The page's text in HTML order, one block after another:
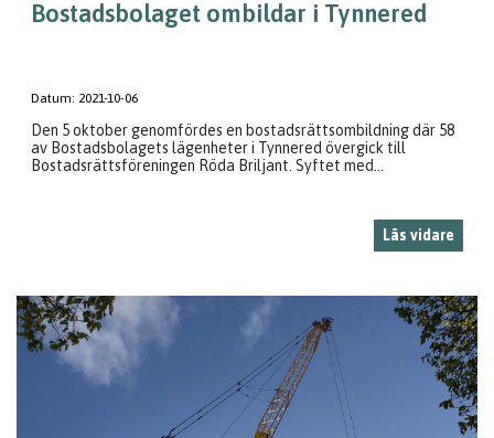
Bostadsbolaget ombildar i Tynnered
Datum: 2021-10-06
Den 5 oktober genomfördes en bostadsrättsombildning där 58
av Bostadsbolagets lägenheter i Tynnered övergick till
Bostadsrättsföreningen Röda Briljant. Syftet med...
Läs vidare